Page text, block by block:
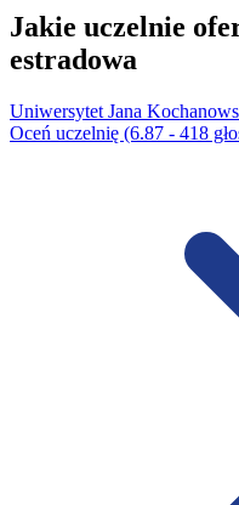
Jakie uczelnie
estradowa
Uniwersytet Jana
Oceń uczelnię (6.87 - 418